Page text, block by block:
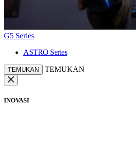
G5 Series
ASTRO Series
TEMUKAN TEMUKAN
INOVASI